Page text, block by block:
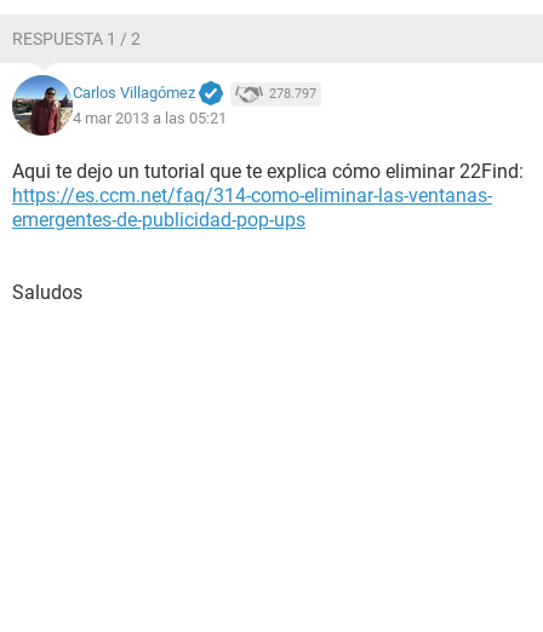
RESPUESTA 1 / 2
Carlos Villagómez 278.797
4 mar 2013 a las 05:21
Aqui te dejo un tutorial que te explica cómo eliminar 22Find:
https://es.ccm.net/faq/314-como-eliminar-las-ventanas-
emergentes-de-publicidad-pop-ups
Saludos